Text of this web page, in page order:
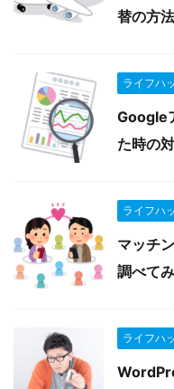
替の方法
ライフハ
Google
た時の
ライフハ
マッチ
調べて
ライフハ